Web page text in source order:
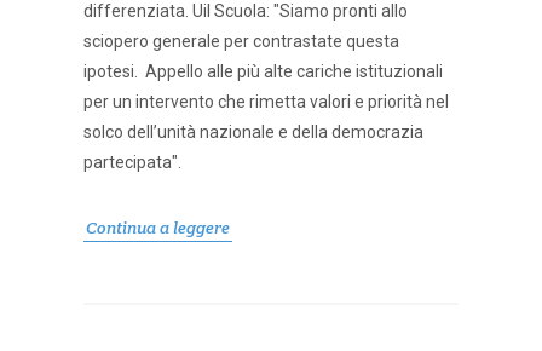
differenziata. Uil Scuola: "Siamo pronti allo
sciopero generale per contrastate questa
ipotesi. Appello alle più alte cariche istituzionali
per un intervento che rimetta valori e priorità nel
solco dell’unità nazionale e della democrazia
partecipata".
Continua a leggere